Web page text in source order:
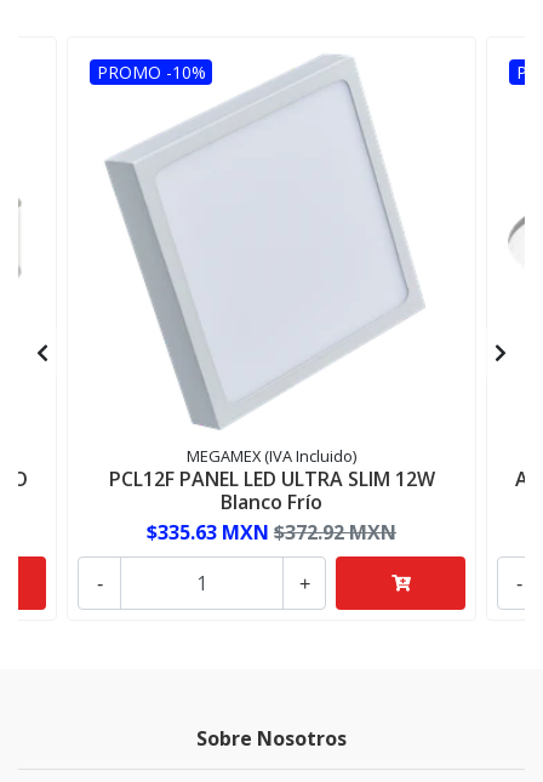
PROMO -10%
MEGAMEX (IVA Incluido)
PCL12F PANEL LED ULTRA SLIM 12W
Blanco Frío
$335.63 MXN $372.92 MXN
+
- -
Sobre Nosotros